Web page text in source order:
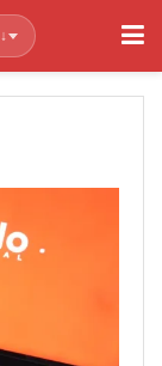
↓